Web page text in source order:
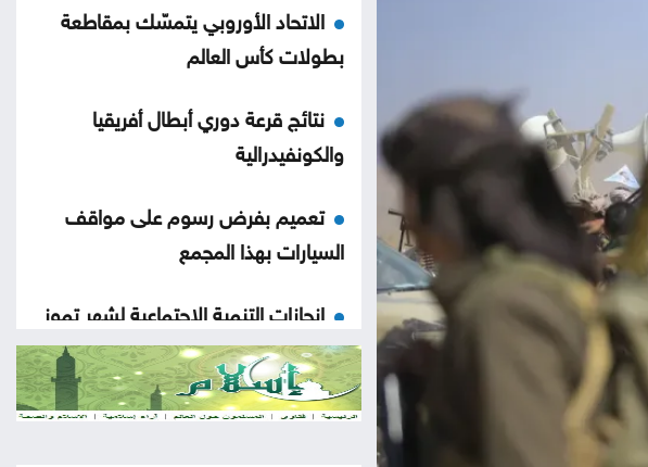
الاتحاد الأوروبي يتمسّك بمقاطعة
بطولات كأس العالم
نتائج قرعة دوري أبطال أفريقيا
والكونفيدرالية
تعميم بفرض رسوم على مواقف
السيارات بهذا المجمع
إنجازات التنمية الاجتماعية لشهر تموز
.. تقرير
دعوة للأردنيين الراغبين بالاستفادة من